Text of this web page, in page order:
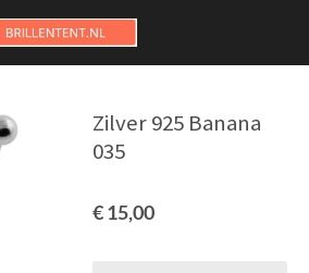
Zilver 925 Banana
035
€ 15,00